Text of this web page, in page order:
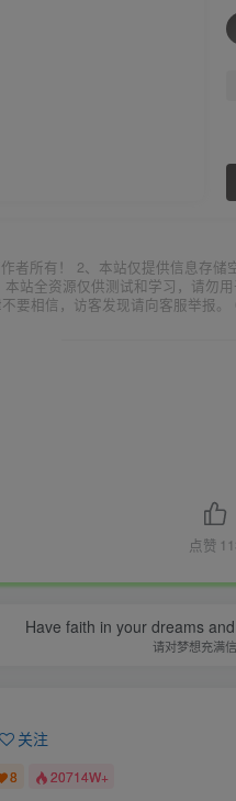
者所有！ 2、本站仅提供信息存
站全资源仅供测试和学习，请勿
要相信，访客发现请向客服举报
点赞
Have faith in your dreams
请对梦想充满
关注
8 20714W+